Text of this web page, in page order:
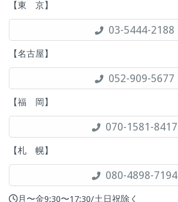
【東 京】
03-5444-2188
【名古屋】
052-909-5677
【福 岡】
070-1581-8417
【札 幌】
080-4898-7194
月〜金9:30〜17:30/土日祝除く